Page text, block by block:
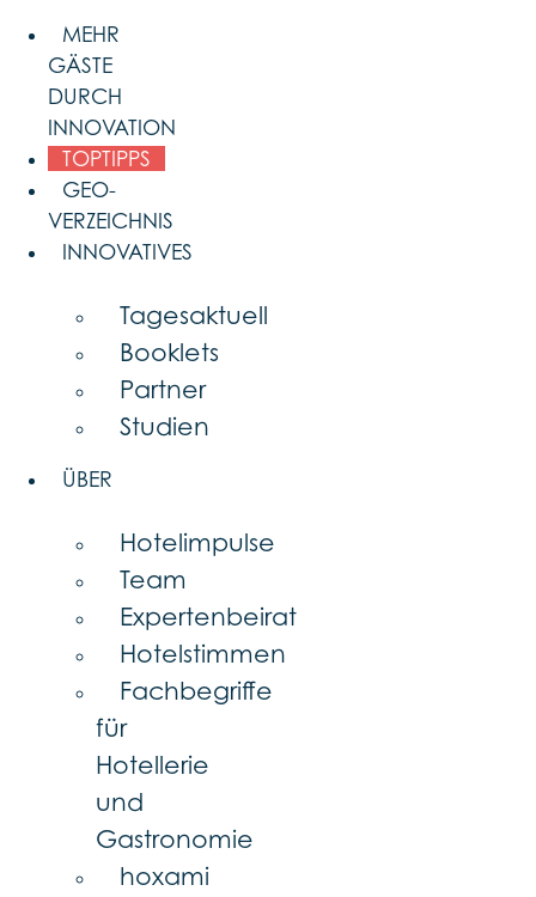
content
MEHR
GÄSTE
DURCH
INNOVATION
TOPTIPPS
GEO-
VERZEICHNIS
INNOVATIVES
Tagesaktuell
Booklets
Partner
Studien
ÜBER
Hotelimpulse
Team
Expertenbeirat
Hotelstimmen
Fachbegriffe
für
Hotellerie
und
Gastronomie
hoxami